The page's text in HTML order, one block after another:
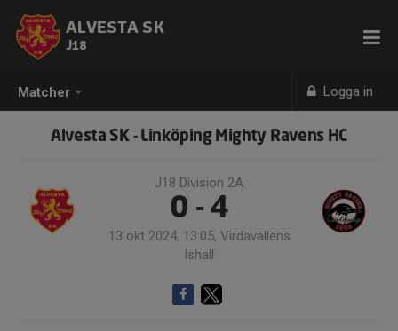
Matcher Logga in
ALVESTA SK
J18
Alvesta SK - Linköping Mighty Ravens HC
J18 Division 2A
0 - 4
13 okt 2024, 13:05, Virdavallens
Ishall